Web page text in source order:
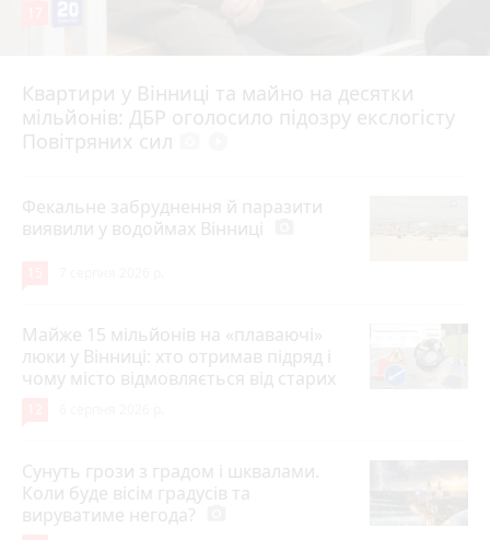
Квартири у Вінниці та майно на десятки
мільйонів: ДБР оголосило підозру екслогісту
Повітряних сил
6 серпня 2026 р.
Фекальне забруднення й паразити
виявили у водоймах Вінниці
Майже 15 мільйонів на «плаваючі»
люки у Вінниці: хто отримав підряд і
чому місто відмовляється від старих
Сунуть грози з градом і шквалами.
Коли буде вісім градусів та
вируватиме негода?